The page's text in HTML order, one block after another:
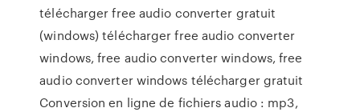
télécharger free audio converter gratuit
(windows) télécharger free audio converter
windows, free audio converter windows, free
audio converter windows télécharger gratuit
Conversion en ligne de fichiers audio : mp3,